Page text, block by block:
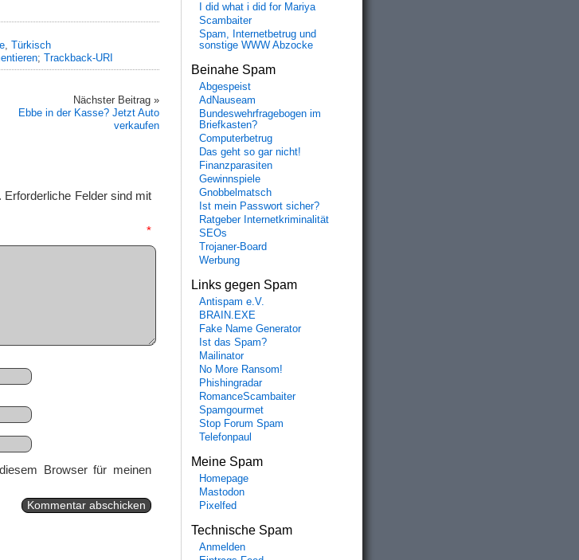
, Türkisch
; Trackback-URI
Nächster Beitrag »
Ebbe in der Kasse? Jetzt Auto
verkaufen
Erforderliche Felder sind mit
*
Browser für meinen
I did what i did for Mariya
Scambaiter
Spam, Internetbetrug und
sonstige WWW Abzocke
Beinahe Spam
Abgespeist
AdNauseam
Bundeswehrfragebogen im
Briefkasten?
Computerbetrug
Das geht so gar nicht!
Finanzparasiten
Gewinnspiele
Gnobbelmatsch
Ist mein Passwort sicher?
Ratgeber Internetkriminalität
SEOs
Trojaner-Board
Werbung
Links gegen Spam
Antispam e.V.
BRAIN.EXE
Fake Name Generator
Ist das Spam?
Mailinator
No More Ransom!
Phishingradar
RomanceScambaiter
Spamgourmet
Stop Forum Spam
Telefonpaul
Meine Spam
Homepage
Mastodon
Pixelfed
Technische Spam
Anmelden